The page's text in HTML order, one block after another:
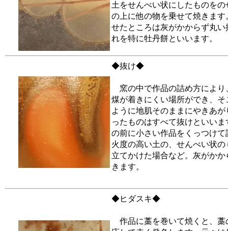
土をせんべい状にしたものを
の上に他の物を乗せて焼きま
せたところは灰がかからず丸
れを特に牡丹餅といいます。
◆抜け◆
窯の中で作品の詰め方により
煤が着きにくい場所ができ、
ように地肌そのままにやきあ
ったものはすべて抜けといい
の前に小さい作品をくっつけ
火度の高い土の、せんべい状
立てかけた場合など。灰がか
きます。
◆ヒダスキ◆
作品に藁を巻いて焼くと、藁